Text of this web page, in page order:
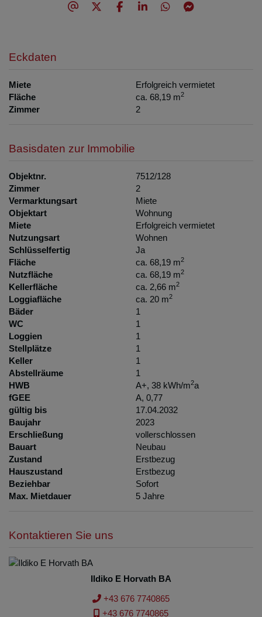
Eckdaten
Miete
Erfolgreich vermietet
Fläche
ca. 68,19 m2
Zimmer 2
Basisdaten zur Immobilie
Objektnr.
7512/128
Zimmer
2
Vermarktungsart
Miete
Objektart
Wohnung
Miete
Erfolgreich vermietet
Nutzungsart
Wohnen
Schlüsselfertig
Ja
Fläche
ca. 68,19 m2
Nutzfläche ca. 68,19 m2
Kellerfläche ca. 2,66 m2
Loggiafläche ca. 20 m2
Bäder
1
WC
1
Loggien
1
Stellplätze
1
Keller
1
Abstellräume
1
HWB
A+, 38 kWh/m2a
fGEE
A, 0,77
gültig bis
17.04.2032
Baujahr
2023
Erschließung
vollerschlossen
Bauart
Neubau
Zustand
Erstbezug
Hauszustand
Erstbezug
Beziehbar
Sofort
Max. Mietdauer
5 Jahre
Kontaktieren Sie uns
Ildiko E Horvath BA
+43 676 7740865
+43 676 7740865